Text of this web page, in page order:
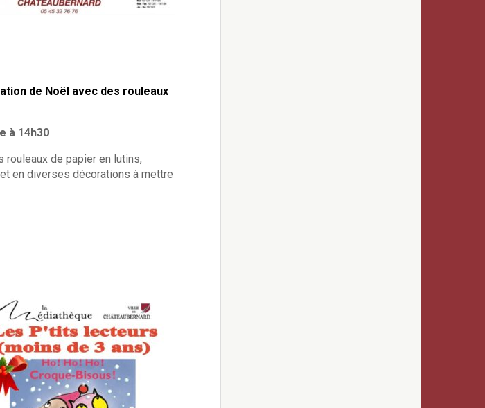
de Noël avec des rouleaux
à 14h30
de papier en lutins,
en diverses décorations à mettre